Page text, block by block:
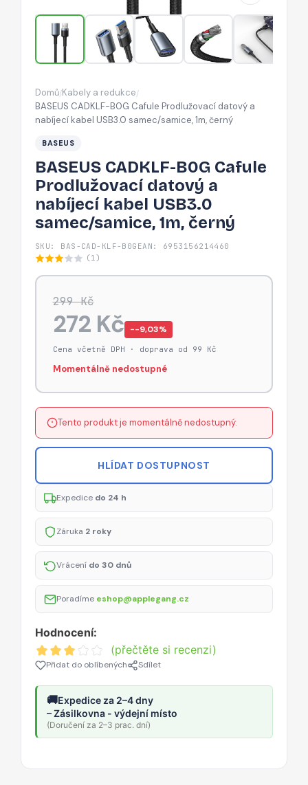
a
nabíjecí
kabel
USB3.0
1m,
černý
Domů/Kabely a redukce/
BASEUS CADKLF-B0G Cafule Prodlužovací datový a
nabíjecí kabel USB3.0 samec/samice, 1m, černý
BASEUS
BASEUS CADKLF-B0G Cafule
Prodlužovací datový a
nabíjecí kabel USB3.0
samec/samice, 1m, černý
SKU: BAS-CAD-KLF-B0G EAN: 6953156214460
(1)
299 Kč
272 Kč −-9,03%
Cena včetně DPH · doprava od 99 Kč
Momentálně nedostupné
Tento produkt je momentálně nedostupný.
HLÍDAT DOSTUPNOST
Expedice do 24 h
Záruka 2 roky
Vrácení do 30 dnů
Poradíme eshop@applegang.cz
Hodnocení:
(přečtěte si recenzi)
Přidat do oblíbených Sdílet
🚚Expedice za 2–4 dny
– Zásilkovna - výdejní místo
(Doručení za 2–3 prac. dní)